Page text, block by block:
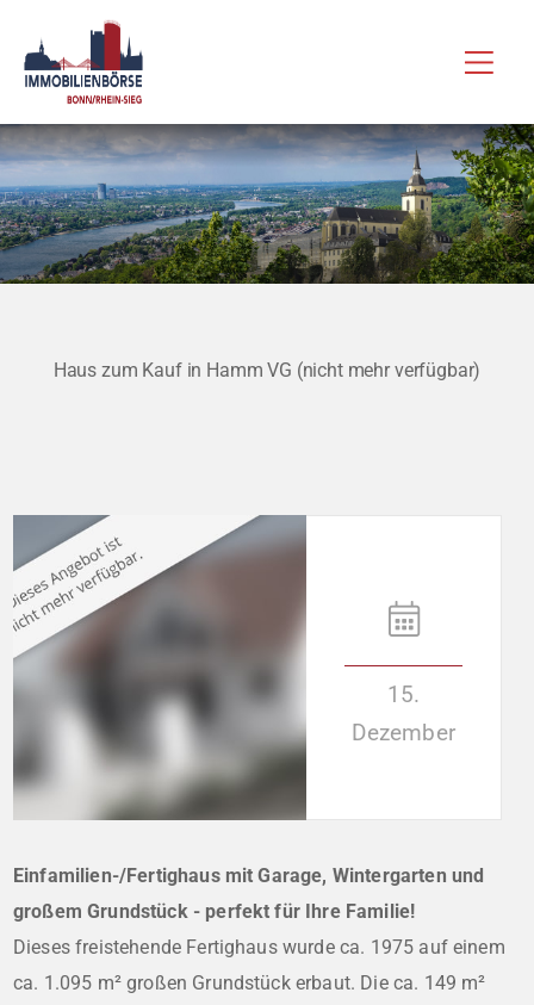
Inhalt
springen
Haus zum Kauf in Hamm VG (nicht mehr verfügbar)
15.
Dezember
Einfamilien-/Fertighaus mit Garage, Wintergarten und
großem Grundstück - perfekt für Ihre Familie!
Dieses freistehende Fertighaus wurde ca. 1975 auf einem
ca. 1.095 m² großen Grundstück erbaut. Die ca. 149 m²